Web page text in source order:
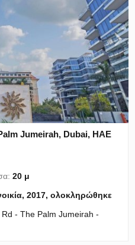
Jumeirah, Dubai, ΗΑΕ
20 μ
2017, ολοκληρώθηκε
- The Palm Jumeirah -